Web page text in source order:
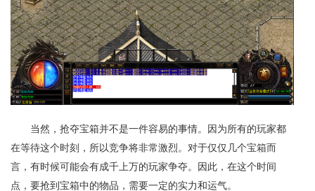
当然，抢夺宝箱并不是一件容易的事情。因为所有的玩家都
在等待这个时刻，所以竞争将非常激烈。对于仅仅几个宝箱而
言，有时候可能会有成千上万的玩家争夺。因此，在这个时间
点，要抢到宝箱中的物品，需要一定的实力和运气。